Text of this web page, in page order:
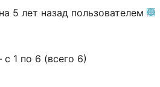
5 лет назад пользователем
1 по 6 (всего 6)